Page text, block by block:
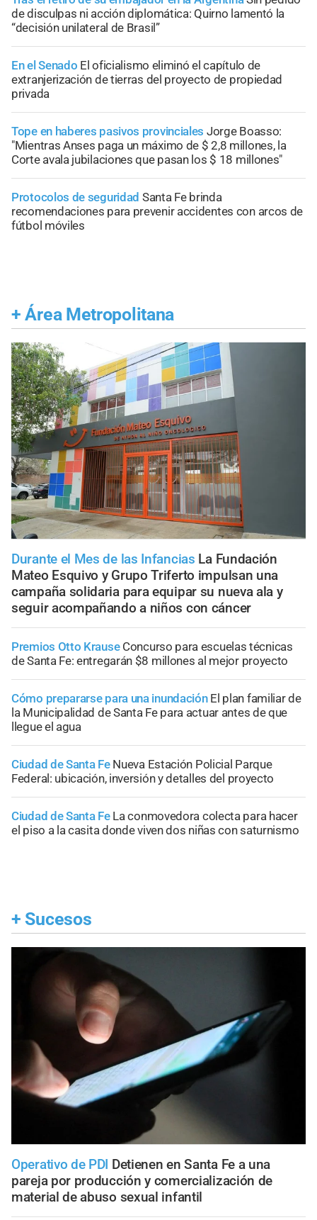
de disculpas ni acción diplomática: Quirno lamentó la
“decisión unilateral de Brasil”
En el Senado El oficialismo eliminó el capítulo de
extranjerización de tierras del proyecto de propiedad
privada
Tope en haberes pasivos provinciales Jorge Boasso:
"Mientras Anses paga un máximo de $ 2,8 millones, la
Corte avala jubilaciones que pasan los $ 18 millones"
Protocolos de seguridad Santa Fe brinda
recomendaciones para prevenir accidentes con arcos de
fútbol móviles
+ Área Metropolitana
Durante el Mes de las Infancias La Fundación
Mateo Esquivo y Grupo Triferto impulsan una
campaña solidaria para equipar su nueva ala y
seguir acompañando a niños con cáncer
Premios Otto Krause Concurso para escuelas técnicas
de Santa Fe: entregarán $8 millones al mejor proyecto
Cómo prepararse para una inundación El plan familiar de
la Municipalidad de Santa Fe para actuar antes de que
llegue el agua
Ciudad de Santa Fe Nueva Estación Policial Parque
Federal: ubicación, inversión y detalles del proyecto
Ciudad de Santa Fe La conmovedora colecta para hacer
el piso a la casita donde viven dos niñas con saturnismo
+ Sucesos
Operativo de PDI Detienen en Santa Fe a una
pareja por producción y comercialización de
material de abuso sexual infantil